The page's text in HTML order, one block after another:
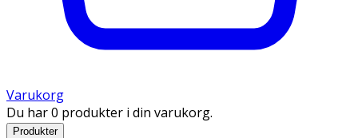
Varukorg
Du har 0 produkter i din varukorg.
Produkter